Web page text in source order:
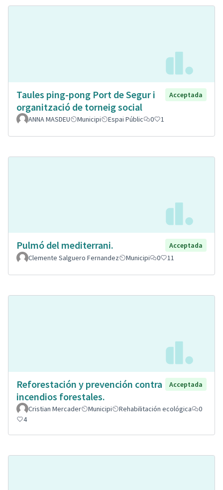
Taules ping-pong Port de Segur i
organització de torneig social
Acceptada
ANNA MASDEU Municipi Espai Públic 0 1
Pulmó del mediterrani.
Acceptada
Clemente Salguero Fernandez
Municipi 0 11
Reforestación y prevención contra
incendios forestales.
Acceptada
Cristian Mercader Municipi Rehabilitación ecológica
0
4